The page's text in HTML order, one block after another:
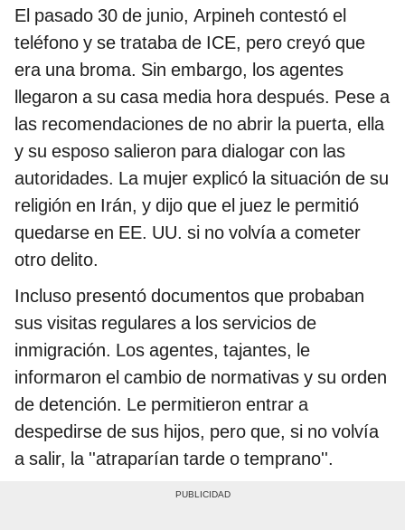
El pasado 30 de junio, Arpineh contestó el
teléfono y se trataba de ICE, pero creyó que
era una broma. Sin embargo, los agentes
llegaron a su casa media hora después. Pese a
las recomendaciones de no abrir la puerta, ella
y su esposo salieron para dialogar con las
autoridades. La mujer explicó la situación de su
religión en Irán, y dijo que el juez le permitió
quedarse en EE. UU. si no volvía a cometer
otro delito.
Incluso presentó documentos que probaban
sus visitas regulares a los servicios de
inmigración. Los agentes, tajantes, le
informaron el cambio de normativas y su orden
de detención. Le permitieron entrar a
despedirse de sus hijos, pero que, si no volvía
a salir, la ''atraparían tarde o temprano''.